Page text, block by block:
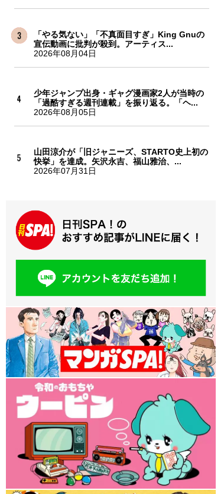
「やる気ない」「不真面目すぎ」King Gnuの
宣伝動画に批判が殺到。アーティス...
2026年08月04日
少年ジャンプ出身・ギャグ漫画家2人が当時の
「過酷すぎる週刊連載」を振り返る。「ヘ...
2026年08月05日
山田涼介が「旧ジャニーズ、STARTO史上初の
快挙」を達成。矢沢永吉、福山雅治、...
2026年07月31日